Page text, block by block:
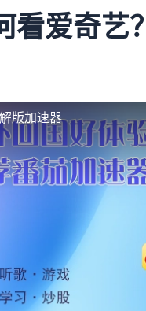
看爱奇艺
版加速器